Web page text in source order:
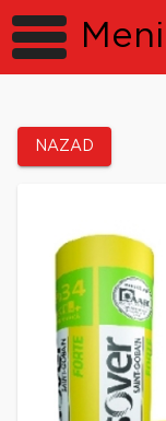
Meni
NAZAD